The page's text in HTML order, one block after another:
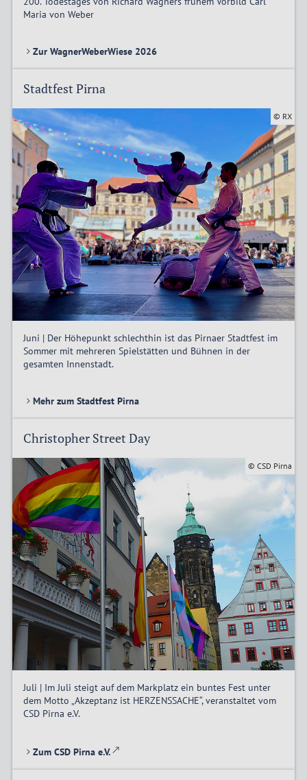
Maria von Weber
Zur WagnerWeberWiese 2026
Stadtfest Pirna
© RX
Juni | Der Höhepunkt schlechthin ist das Pirnaer Stadtfest im
Sommer mit mehreren Spielstätten und Bühnen in der
gesamten Innenstadt.
Mehr zum Stadtfest Pirna
Christopher Street Day
© CSD Pirna
Juli | Im Juli steigt auf dem Markplatz ein buntes Fest unter
dem Motto „Akzeptanz ist HERZENSSACHE“, veranstaltet vom
CSD Pirna e.V.
Zum CSD Pirna e.V.